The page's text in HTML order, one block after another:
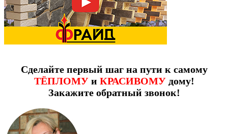
Сделайте первый шаг на пути к самому
ТЁПЛОМУи КРАСИВОМУдому!
Закажите обратный звонок!